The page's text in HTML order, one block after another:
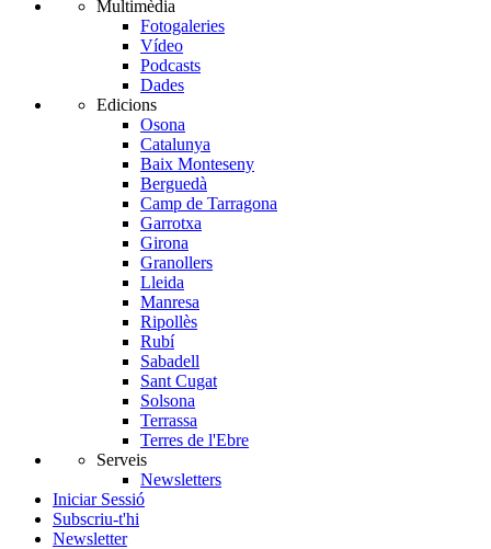
Multimèdia
Fotogaleries
Vídeo
Podcasts
Dades
Edicions
Osona
Catalunya
Baix Monteseny
Berguedà
Camp de Tarragona
Garrotxa
Girona
Granollers
Lleida
Manresa
Ripollès
Rubí
Sabadell
Sant Cugat
Solsona
Terrassa
Terres de l'Ebre
Serveis
Newsletters
Iniciar Sessió
Subscriu-t'hi
Newsletter